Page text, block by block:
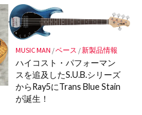
MUSIC MAN /ベース /新製品情報
ハイコスト・パフォーマン
スを追及したS.U.B.シリーズ
からRay5にTrans Blue Stain
が誕生！